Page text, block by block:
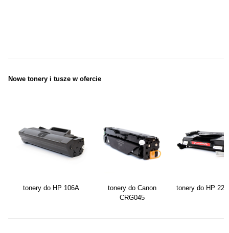
Nowe tonery i tusze w ofercie
tonery do HP 106A
tonery do Canon
CRG045
tonery do HP